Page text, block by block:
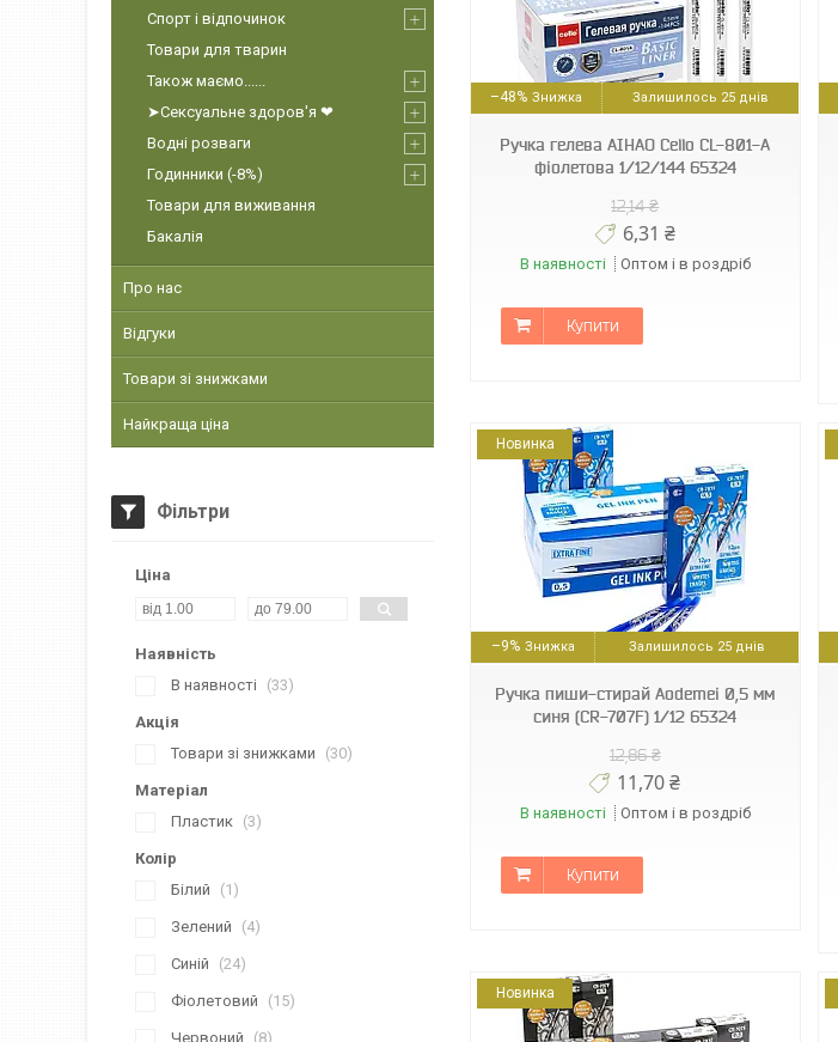
–48% Залишилось 25 днів
Ручка гелева АІНАО Cello CL-801-А
фіолетова 1/12/144 65324
12,14 ₴
6,31 ₴
В наявності Оптом і в роздріб
Купити
404457211911712
2000999141041
Новинка
–9% Залишилось 25 днів
Ручка пиши-стирай Aodemei 0,5 мм
синя (CR-707F) 1/12 65324
12,86 ₴
11,70 ₴
В наявності Оптом і в роздріб
Купити
18591662317777
Новинка
Спорт і відпочинок
Товари для тварин
Також маємо......
➤Сексуальне здоров'я ❤
Водні розваги
Годинники (-8%)
Товари для виживання
Бакалія
Про нас
Відгуки
Товари зі знижками
Найкраща ціна
Фільтри
Ціна
Наявність
В наявності
33
Акція
Товари зі знижками
30
Матеріал
Пластик
3
Колір
Білий
1
Зелений 4
Синій 24
Фіолетовий 15
Червоний 8